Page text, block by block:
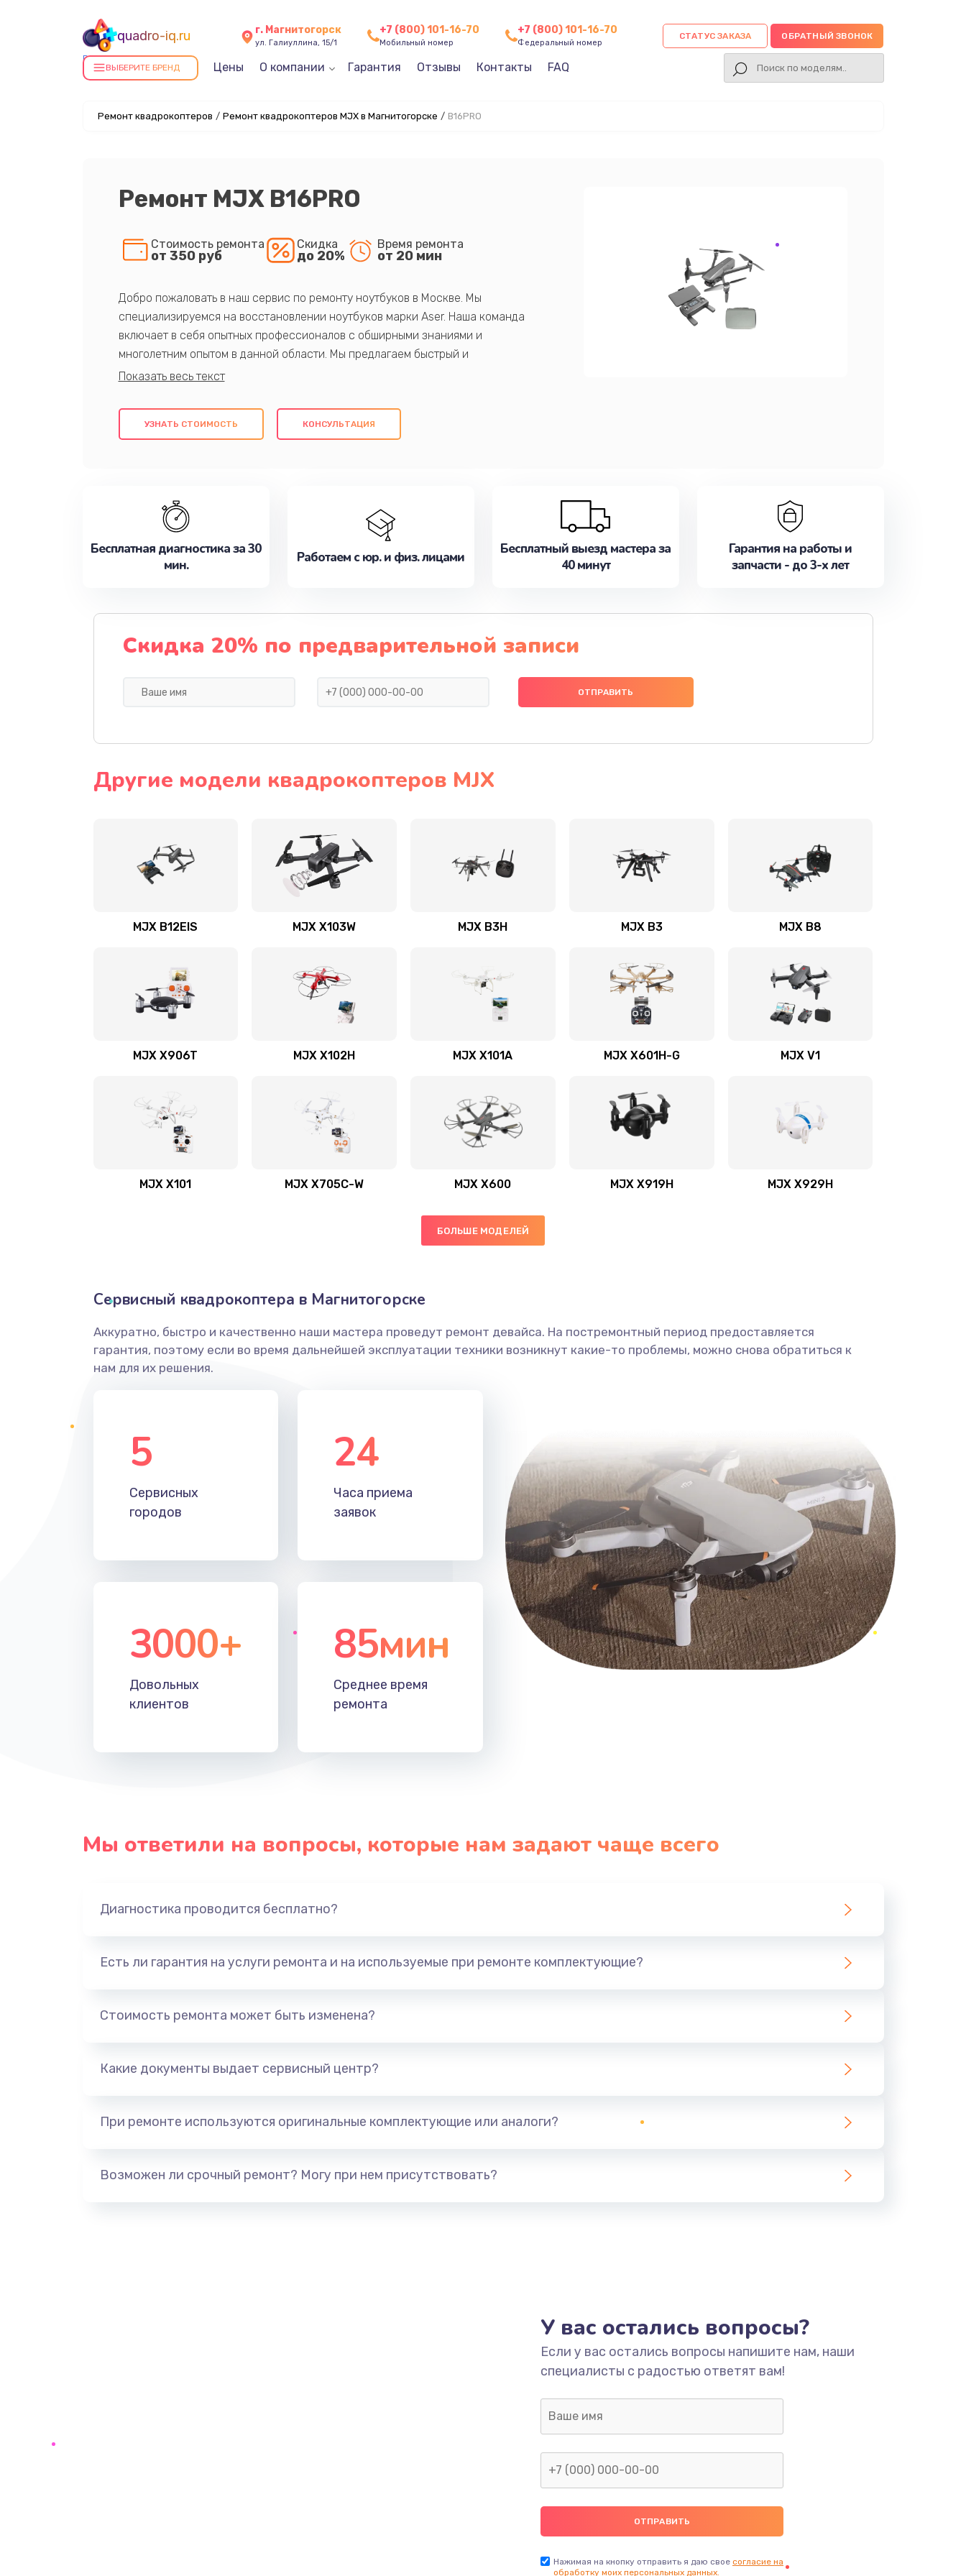
quadro-iq.ru
Ремонт квадрокоптеров в
Магнитогорске
г. Магнитогорск
ул. Галиуллина, 15/1
+7 (800) 101-16-70
Мобильный номер
+7 (800) 101-16-70
Федеральный номер
СТАТУС ЗАКАЗА ОБРАТНЫЙ ЗВОНОК
ВЫБЕРИТЕ БРЕНД Цены О компании Гарантия Отзывы Контакты FAQ
Ремонт квадрокоптеров / Ремонт квадрокоптеров MJX в Магнитогорске / B16PRO
Ремонт MJX B16PRO
Стоимость ремонта
от 350 руб
Скидка
до 20%
Время ремонта
от 20 мин
Добро пожаловать в наш сервис по ремонту ноутбуков в Москве. Мы
специализируемся на восстановлении ноутбуков марки Aser. Наша команда
включает в себя опытных профессионалов с обширными знаниями и
многолетним опытом в данной области. Мы предлагаем быстрый и
качественный ремонт с использованием оригинальных компонентов, а также
клиентам надежное и профессиональное обслуживание, удовлетворяя их
потребности наилучшим образом. Не медлите записаться на ремонт уже
УЗНАТЬ СТОИМОСТЬ КОНСУЛЬТАЦИЯ
Бесплатная диагностика за 30
мин.
Работаем с юр. и физ. лицами
Бесплатный выезд мастера за
40 минут
Гарантия на работы и
запчасти - до 3-х лет
Скидка 20% по предварительной записи
Другие модели квадрокоптеров MJX
MJX B12EIS MJX X103W MJX B3H MJX B3 MJX B8
MJX X906T MJX X102H MJX X101A MJX X601H-G MJX V1
MJX X101 MJX X705C-W MJX X600 MJX X919H MJX X929H
БОЛЬШЕ МОДЕЛЕЙ
Сервисный квадрокоптера в Магнитогорске
Аккуратно, быстро и качественно наши мастера проведут ремонт девайса. На постремонтный период предоставляется
гарантия, поэтому если во время дальнейшей эксплуатации техники возникнут какие-то проблемы, можно снова обратиться к
нам для их решения.
5
Сервисных
городов
24
Часа приема
заявок
3000+
Довольных
клиентов
85мин
Среднее время
ремонта
Мы ответили на вопросы, которые нам задают чаще всего
Диагностика проводится бесплатно?
Есть ли гарантия на услуги ремонта и на используемые при ремонте комплектующие?
Стоимость ремонта может быть изменена?
Какие документы выдает сервисный центр?
При ремонте используются оригинальные комплектующие или аналоги?
Возможен ли срочный ремонт? Могу при нем присутствовать?
У вас остались вопросы?
Если у вас остались вопросы напишите нам, наши
специалисты с радостью ответят вам!
Нажимая на кнопку отправить я даю свое согласие на
обработку моих персональных данных.